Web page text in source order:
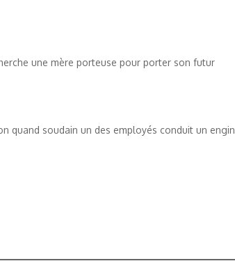
une mère porteuse pour porter son futur
quand soudain un des employés conduit un engin